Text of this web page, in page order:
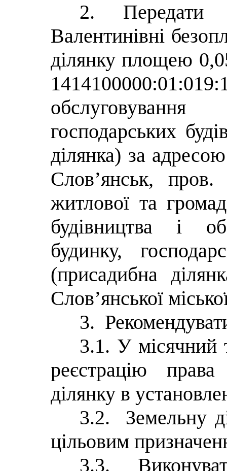
2. Передати
Валентинівні
ділянку площею
господарських
ділянка)
Слов’янськ,
житлової та
будівництва і
будинку,
(присадибна
Слов’янської
3.
3.1. У місячний
реєстрацію
ділянку в
3.2. Земельну
цільовим
3.3.